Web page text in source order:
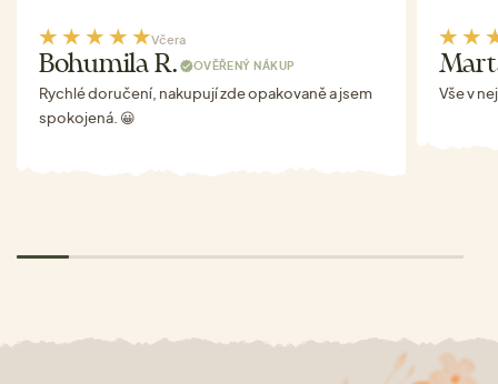
Včera
Bohumila R. OVĚŘENÝ NÁKUP
Rychlé doručení, nakupují zde opakovaně a jsem
spokojená. 😀
Vše v